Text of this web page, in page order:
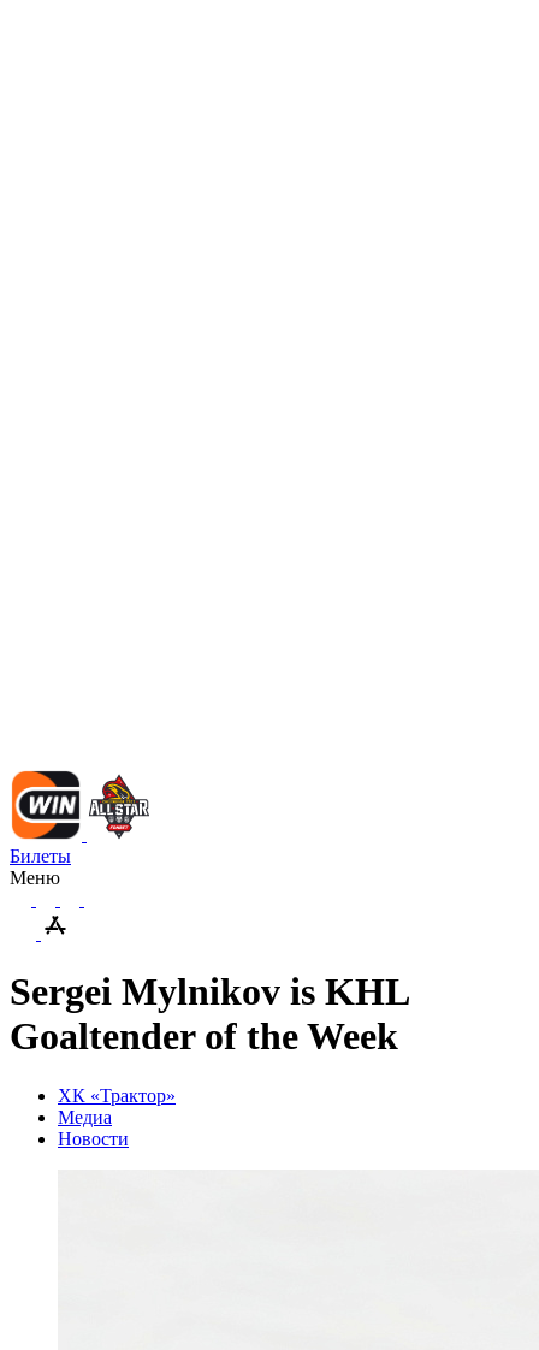
Билеты
Меню
Sergei Mylnikov is KHL
Goaltender of the Week
ХК «Трактор»
Медиа
Новости